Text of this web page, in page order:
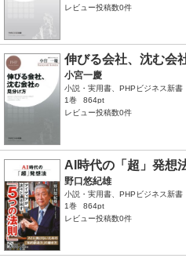
レビュー投稿数0件
伸びる会社、沈む会
小宮一慶
小説・実用書、PHPビジネス新書
1巻
864pt
レビュー投稿数0件
AI時代の「超」発想
野口悠紀雄
小説・実用書、PHPビジネス新書
1巻
864pt
レビュー投稿数0件